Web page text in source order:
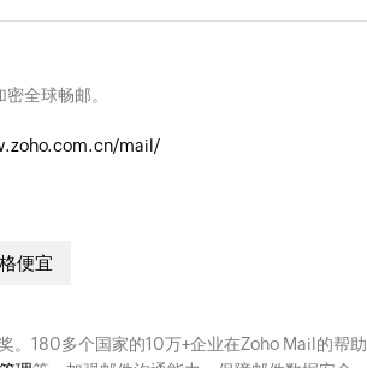
全球畅邮。
mail/
便宜
。180多个国家的10万+企业在Zoho Mail的帮